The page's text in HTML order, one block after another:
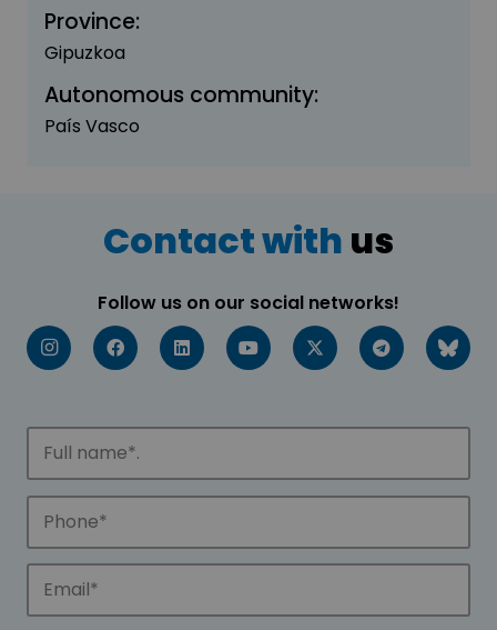
Province:
Gipuzkoa
Autonomous community:
País Vasco
Contact with us
Follow us on our social networks!